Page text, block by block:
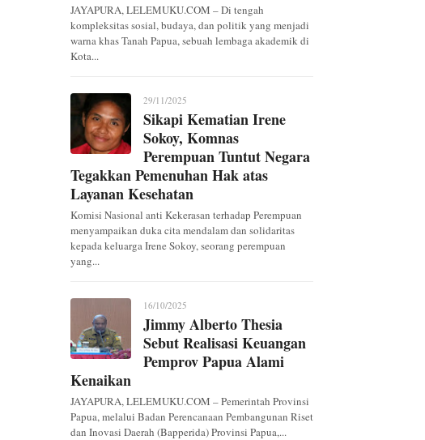
JAYAPURA, LELEMUKU.COM – Di tengah
kompleksitas sosial, budaya, dan politik yang menjadi
warna khas Tanah Papua, sebuah lembaga akademik di
Kota...
29/11/2025
Sikapi Kematian Irene
Sokoy, Komnas
Perempuan Tuntut Negara
Tegakkan Pemenuhan Hak atas
Layanan Kesehatan
Komisi Nasional anti Kekerasan terhadap Perempuan
menyampaikan duka cita mendalam dan solidaritas
kepada keluarga Irene Sokoy, seorang perempuan
yang...
16/10/2025
Jimmy Alberto Thesia
Sebut Realisasi Keuangan
Pemprov Papua Alami
Kenaikan
JAYAPURA, LELEMUKU.COM – Pemerintah Provinsi
Papua, melalui Badan Perencanaan Pembangunan Riset
dan Inovasi Daerah (Bapperida) Provinsi Papua,...